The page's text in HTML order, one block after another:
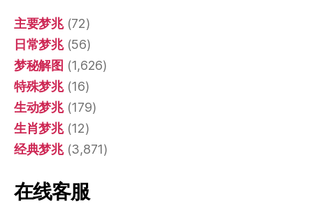
主要梦兆(72)
日常梦兆(56)
梦秘解图 (1,626)
特殊梦兆(16)
生动梦兆(179)
生肖梦兆(12)
经典梦兆(3,871)
在线客服